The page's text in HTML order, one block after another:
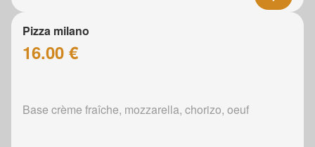
Pizza milano
16.00 €
Base crème fraîche, mozzarella, chorizo, oeuf